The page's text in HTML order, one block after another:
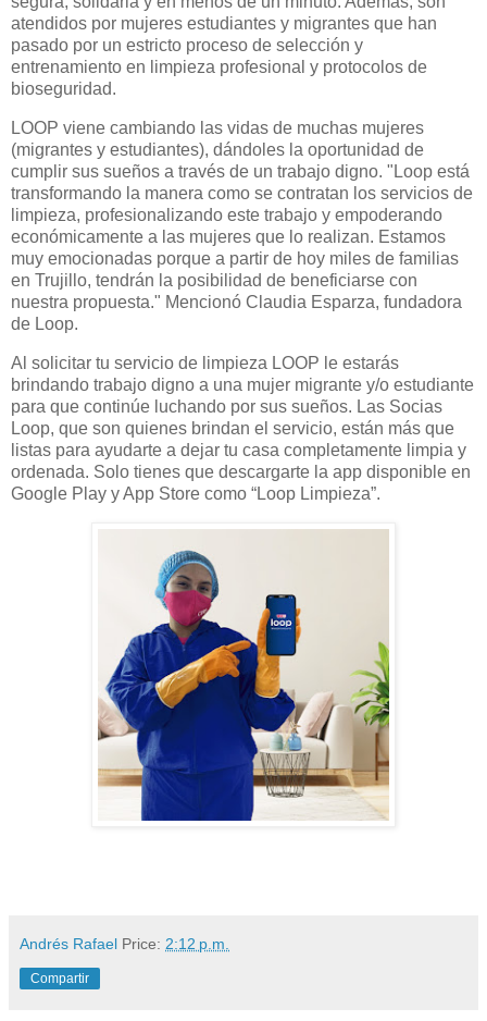
atendidos por mujeres estudiantes y migrantes que han
pasado por un estricto proceso de selección y
entrenamiento en limpieza profesional y protocolos de
bioseguridad.
LOOP viene cambiando las vidas de muchas mujeres
(migrantes y estudiantes), dándoles la oportunidad de
cumplir sus sueños a través de un trabajo digno. "Loop está
transformando la manera como se contratan los servicios de
limpieza, profesionalizando este trabajo y empoderando
económicamente a las mujeres que lo realizan. Estamos
muy emocionadas porque a partir de hoy miles de familias
en Trujillo, tendrán la posibilidad de beneficiarse con
nuestra propuesta." Mencionó Claudia Esparza, fundadora
de Loop.
Al solicitar tu servicio de limpieza LOOP le estarás
brindando trabajo digno a una mujer migrante y/o estudiante
para que continúe luchando por sus sueños. Las Socias
Loop, que son quienes brindan el servicio, están más que
listas para ayudarte a dejar tu casa completamente limpia y
ordenada. Solo tienes que descargarte la app disponible en
Google Play y App Store como “Loop Limpieza”.
Andrés Rafael Price: 2:12 p.m.
Compartir